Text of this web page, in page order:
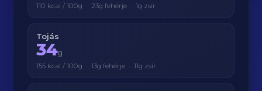
110 kcal / 100g · 23g fehérje · 1g zsír
Tojás
34g
155 kcal / 100g · 13g fehérje · 11g zsír